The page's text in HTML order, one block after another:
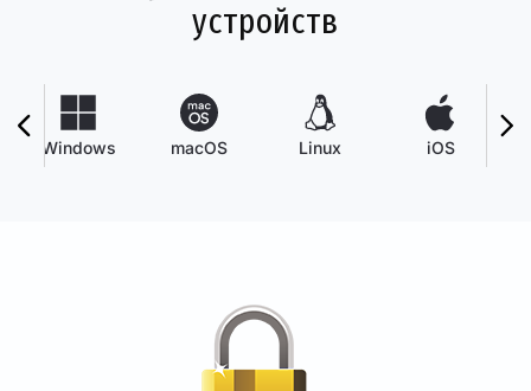
устройств
Windows macOS Linux iOS